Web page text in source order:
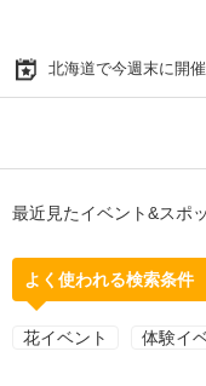
北海道で今週末に開
最近見たイベント&スポ
よく使われる検索条件
花イベント 体験イ